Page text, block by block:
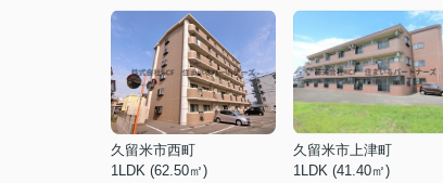
久留米市西町
1LDK (62.50㎡)
久留米市上津町
1LDK (41.40㎡)